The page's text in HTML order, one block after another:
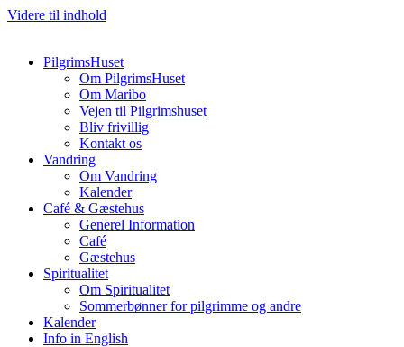
Videre til indhold
PilgrimsHuset
Om PilgrimsHuset
Om Maribo
Vejen til Pilgrimshuset
Bliv frivillig
Kontakt os
Vandring
Om Vandring
Kalender
Café & Gæstehus
Generel Information
Café
Gæstehus
Spiritualitet
Om Spiritualitet
Sommerbønner for pilgrimme og andre
Kalender
Info in English